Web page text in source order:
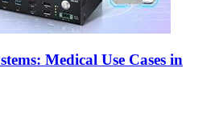
Medical Use Cases in